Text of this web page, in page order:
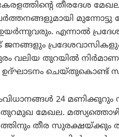
കേരളത്തിന്റെ തീരദേശ
മുന്നോട്ടു
എന്നാല്‍
ജനങ്ങളും
വലിയ തുറയില്‍
ഉദ്ഘാടനം ചെയ്തുകൊണ്ട്
24 മണിക്കൂറും
മേഖല.
തീര സുരക്ഷയ്ക്കും